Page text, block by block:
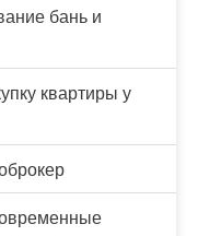
бань и
квартиры у